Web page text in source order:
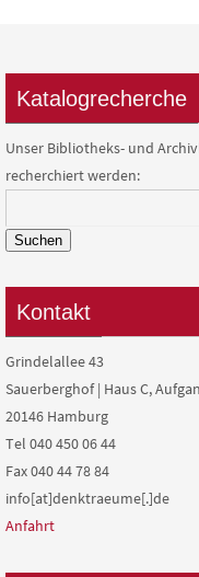
Katalogrecherche
Unser Bibliotheks- und
recherchiert werden:
Suchen
Kontakt
Grindelallee 43
Sauerberghof | Haus C,
20146 Hamburg
Tel 040 450 06 44
Fax 040 44 78 84
info[at]denktraeume[.]de
Anfahrt